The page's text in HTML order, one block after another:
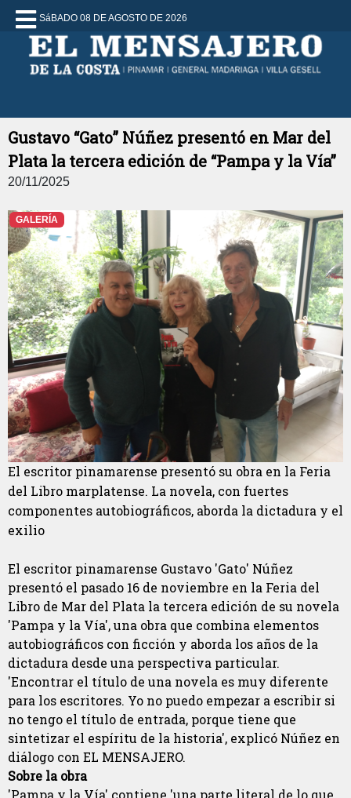
SáBADO 08 DE AGOSTO DE 2026
Gustavo “Gato” Núñez presentó en Mar del
Plata la tercera edición de “Pampa y la Vía”
20/11/2025
GALERÍA
El escritor pinamarense presentó su obra en la Feria
del Libro marplatense. La novela, con fuertes
componentes autobiográficos, aborda la dictadura y el
exilio
El escritor pinamarense Gustavo 'Gato' Núñez
presentó el pasado 16 de noviembre en la Feria del
Libro de Mar del Plata la tercera edición de su novela
'Pampa y la Vía', una obra que combina elementos
autobiográficos con ficción y aborda los años de la
dictadura desde una perspectiva particular.
'Encontrar el título de una novela es muy diferente
para los escritores. Yo no puedo empezar a escribir si
no tengo el título de entrada, porque tiene que
sintetizar el espíritu de la historia', explicó Núñez en
diálogo con EL MENSAJERO.
Sobre la obra
'Pampa y la Vía' contiene 'una parte literal de lo que